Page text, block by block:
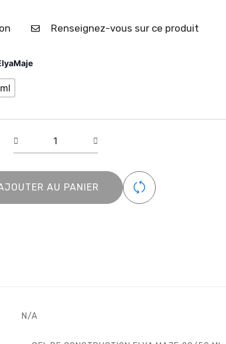
Renseignez-vous sur ce produit
–
–
AU PANIER
N/A